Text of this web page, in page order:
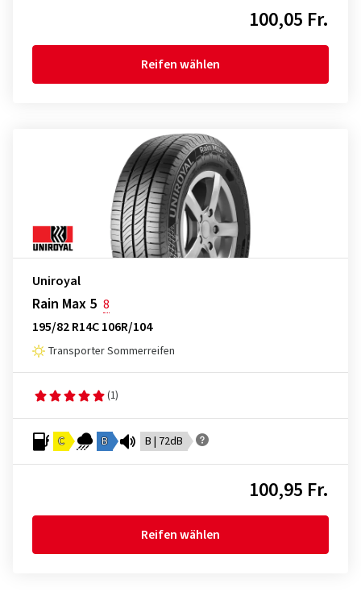
100,05 Fr.
Reifen wählen
Uniroyal
Rain Max 5 8
195/82 R14C 106R/104
Transporter Sommerreifen
(1)
C B B | 72dB
100,95 Fr.
Reifen wählen